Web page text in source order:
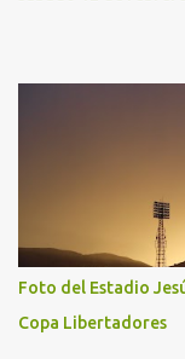
Foto del Estadio
Copa Libertadores